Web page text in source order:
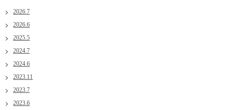
2026.7
2026.6
2025.5
2024.7
2024.6
2023.11
2023.7
2023.6